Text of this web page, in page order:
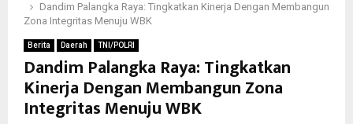
Dandim Palangka Raya: Tingkatkan Kinerja Dengan Membangun
Zona Integritas Menuju WBK
Berita Daerah TNI/POLRI
Dandim Palangka Raya: Tingkatkan
Kinerja Dengan Membangun Zona
Integritas Menuju WBK